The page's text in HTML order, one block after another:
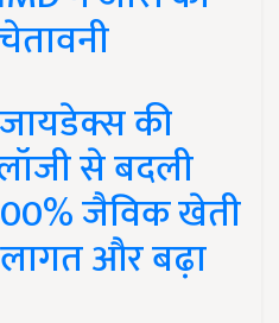
की
से बदली
जैविक खेती
और बढ़ा